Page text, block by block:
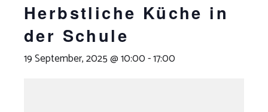
Herbstliche Küche in
der Schule
19 September, 2025 @ 10:00-17:00